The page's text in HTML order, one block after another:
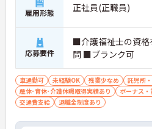
雇用形態 正社員(正職員)
応募要件
■介護福祉士の資
問 ■ブランク可
車通勤可 未経験OK 残業少なめ 託児所
産休･育休･介護休暇取得実績あり
ボーナス・
交通費支給
退職金制度あり